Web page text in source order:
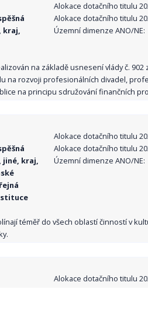
kraj,
Alokace dotačního titulu
Alokace dotačního titulu
Územní dimenze ANO/NE:
na základě usnesení vlády č.
na rozvoji profesionálních divadel,
na principu sdružování finančních
jiné, kraj,
Alokace dotačního titulu
Alokace dotačního titulu
Územní dimenze ANO/NE:
téměř do všech oblastí činností v
Alokace dotačního titulu